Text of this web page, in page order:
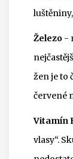
Železo -
žen je to
červené
Vitamín
vlasy“.